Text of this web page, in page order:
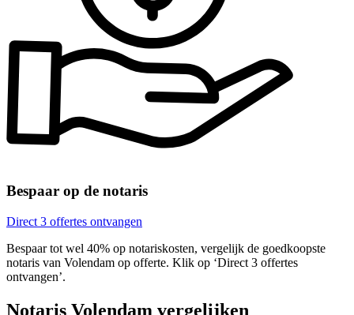
Bespaar op de notaris
Direct 3 offertes ontvangen
Bespaar tot wel 40% op notariskosten, vergelijk de goedkoopste
notaris van Volendam op offerte. Klik op ‘Direct 3 offertes
ontvangen’.
Notaris Volendam vergelijken